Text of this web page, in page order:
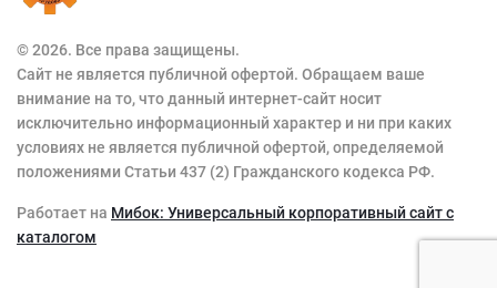
© 2026. Все права защищены.
Сайт не является публичной офертой. Обращаем ваше
внимание на то, что данный интернет-сайт носит
исключительно информационный характер и ни при каких
условиях не является публичной офертой, определяемой
положениями Статьи 437 (2) Гражданского кодекса РФ.
Работает на Мибок: Универсальный корпоративный сайт с
каталогом